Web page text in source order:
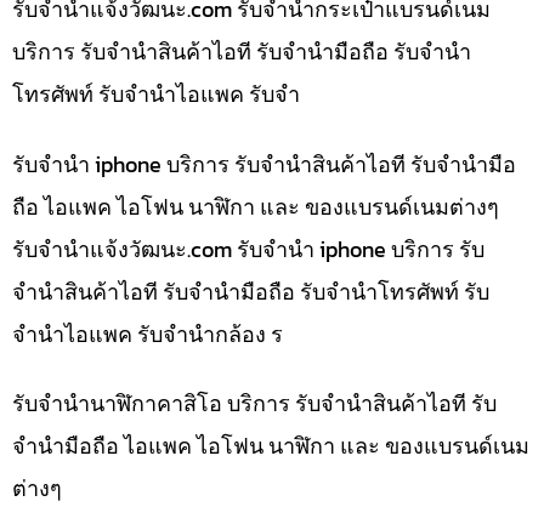
รับจํานําแจ้งวัฒนะ.com รับจำนำกระเป๋าแบรนด์เนม
บริการ รับจำนำสินค้าไอที รับจำนำมือถือ รับจำนำ
โทรศัพท์ รับจำนำไอแพค รับจำ
รับจำนำ iphone บริการ รับจำนำสินค้าไอที รับจำนำมือ
ถือ ไอแพค ไอโฟน นาฬิกา และ ของแบรนด์เนมต่างๆ
รับจํานําแจ้งวัฒนะ.com รับจำนำ iphone บริการ รับ
จำนำสินค้าไอที รับจำนำมือถือ รับจำนำโทรศัพท์ รับ
จำนำไอแพค รับจำนำกล้อง ร
รับจำนำนาฬิกาคาสิโอ บริการ รับจำนำสินค้าไอที รับ
จำนำมือถือ ไอแพค ไอโฟน นาฬิกา และ ของแบรนด์เนม
ต่างๆ